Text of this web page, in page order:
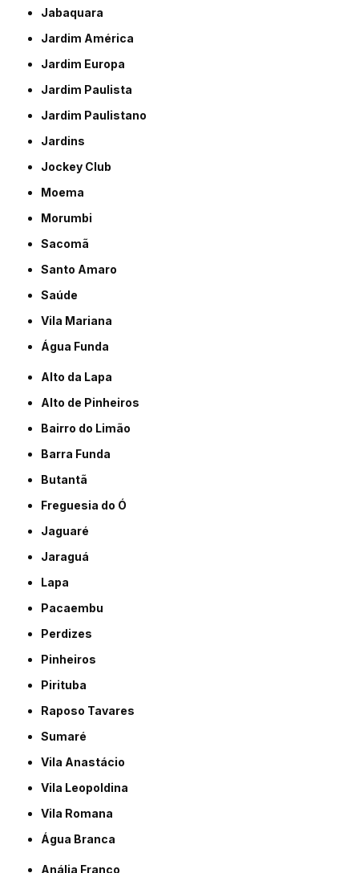
Jabaquara
Jardim América
Jardim Europa
Jardim Paulista
Jardim Paulistano
Jardins
Jockey Club
Moema
Morumbi
Sacomã
Santo Amaro
Saúde
Vila Mariana
Água Funda
Alto da Lapa
Alto de Pinheiros
Bairro do Limão
Barra Funda
Butantã
Freguesia do Ó
Jaguaré
Jaraguá
Lapa
Pacaembu
Perdizes
Pinheiros
Pirituba
Raposo Tavares
Sumaré
Vila Anastácio
Vila Leopoldina
Vila Romana
Água Branca
Anália Franco